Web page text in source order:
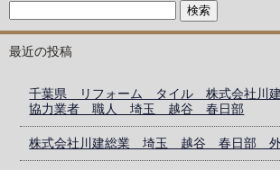
最近の投稿
千葉県 リフォーム タイル 株式会社川
協力業者 職人 埼玉 越谷 春日部
株式会社川建総業 埼玉 越谷 春日部